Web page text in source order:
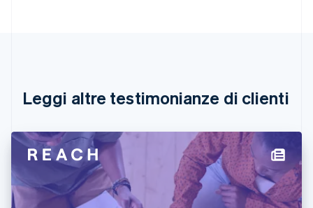
Leggi altre testimonianze di clienti
English Français
Cina continentale
Cipro
English
Croazia
Italiano
Danimarca